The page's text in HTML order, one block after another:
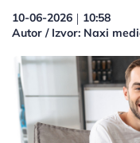
10-06-2026 | 10:58
Autor / Izvor: Naxi